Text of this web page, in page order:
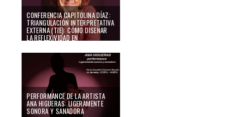
CONFERENCIA CAPITOLINA DÍAZ:
TRIANGULACIÓN INTERPRETATIVA
EXTERNA (TIE): CÓMO DISEÑAR
LA REFLEXIVIDAD EN
FEMINISTA.
09/03/26
PERFORMANCE DE LA ARTISTA
ANA HIGUERAS: LIGERAMENTE
SONORA Y SANADORA